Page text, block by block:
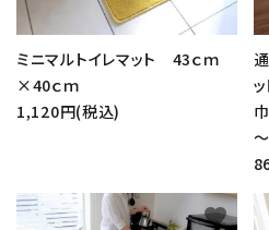
ミニマルトイレマット 43ｃｍ
×40ｃｍ
1,120円(税込)
favorite